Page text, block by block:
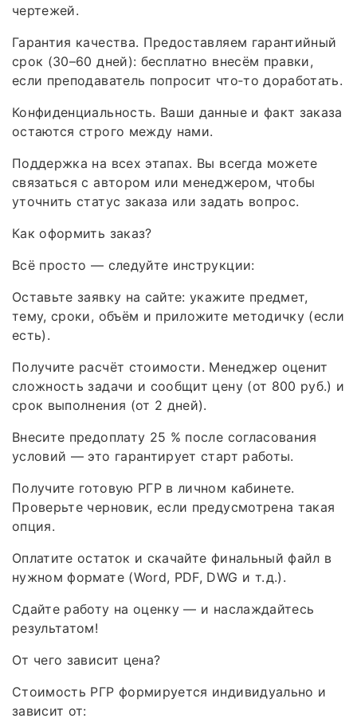
чертежей.
Гарантия качества. Предоставляем гарантийный
срок (30–60 дней): бесплатно внесём правки,
если преподаватель попросит что‑то доработать.
Конфиденциальность. Ваши данные и факт заказа
остаются строго между нами.
Поддержка на всех этапах. Вы всегда можете
связаться с автором или менеджером, чтобы
уточнить статус заказа или задать вопрос.
Как оформить заказ?
Всё просто — следуйте инструкции:
Оставьте заявку на сайте: укажите предмет,
тему, сроки, объём и приложите методичку (если
есть).
Получите расчёт стоимости. Менеджер оценит
сложность задачи и сообщит цену (от 800 руб.) и
срок выполнения (от 2 дней).
Внесите предоплату 25 % после согласования
условий — это гарантирует старт работы.
Получите готовую РГР в личном кабинете.
Проверьте черновик, если предусмотрена такая
опция.
Оплатите остаток и скачайте финальный файл в
нужном формате (Word, PDF, DWG и т. д.).
Сдайте работу на оценку — и наслаждайтесь
результатом!
От чего зависит цена?
Стоимость РГР формируется индивидуально и
зависит от: